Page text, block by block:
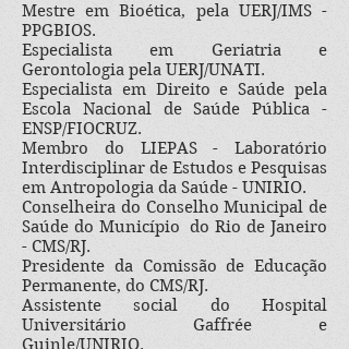
Mestre em Bioética, pela UERJ/IMS -
PPGBIOS.
Especialista em Geriatria e
Gerontologia pela UERJ/UNATI.
Especialista em Direito e Saúde pela
Escola Nacional de Saúde Pública -
ENSP/FIOCRUZ.
Membro do LIEPAS - Laboratório
Interdisciplinar de Estudos e Pesquisas
em Antropologia da Saúde - UNIRIO.
Conselheira do Conselho Municipal de
Saúde do Município do Rio de Janeiro
- CMS/RJ.
Presidente da Comissão de Educação
Permanente, do CMS/RJ.
Assistente social do Hospital
Universitário Gaffrée e
Guinle/UNIRIO.